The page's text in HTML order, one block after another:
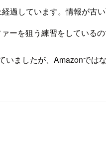
過しています。情報が古
ーを狙う練習をしている
いましたが、Amazonで